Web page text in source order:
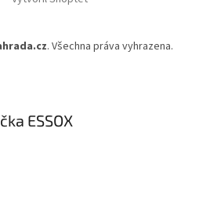
. Všechna práva vyhrazena.
ESSOX